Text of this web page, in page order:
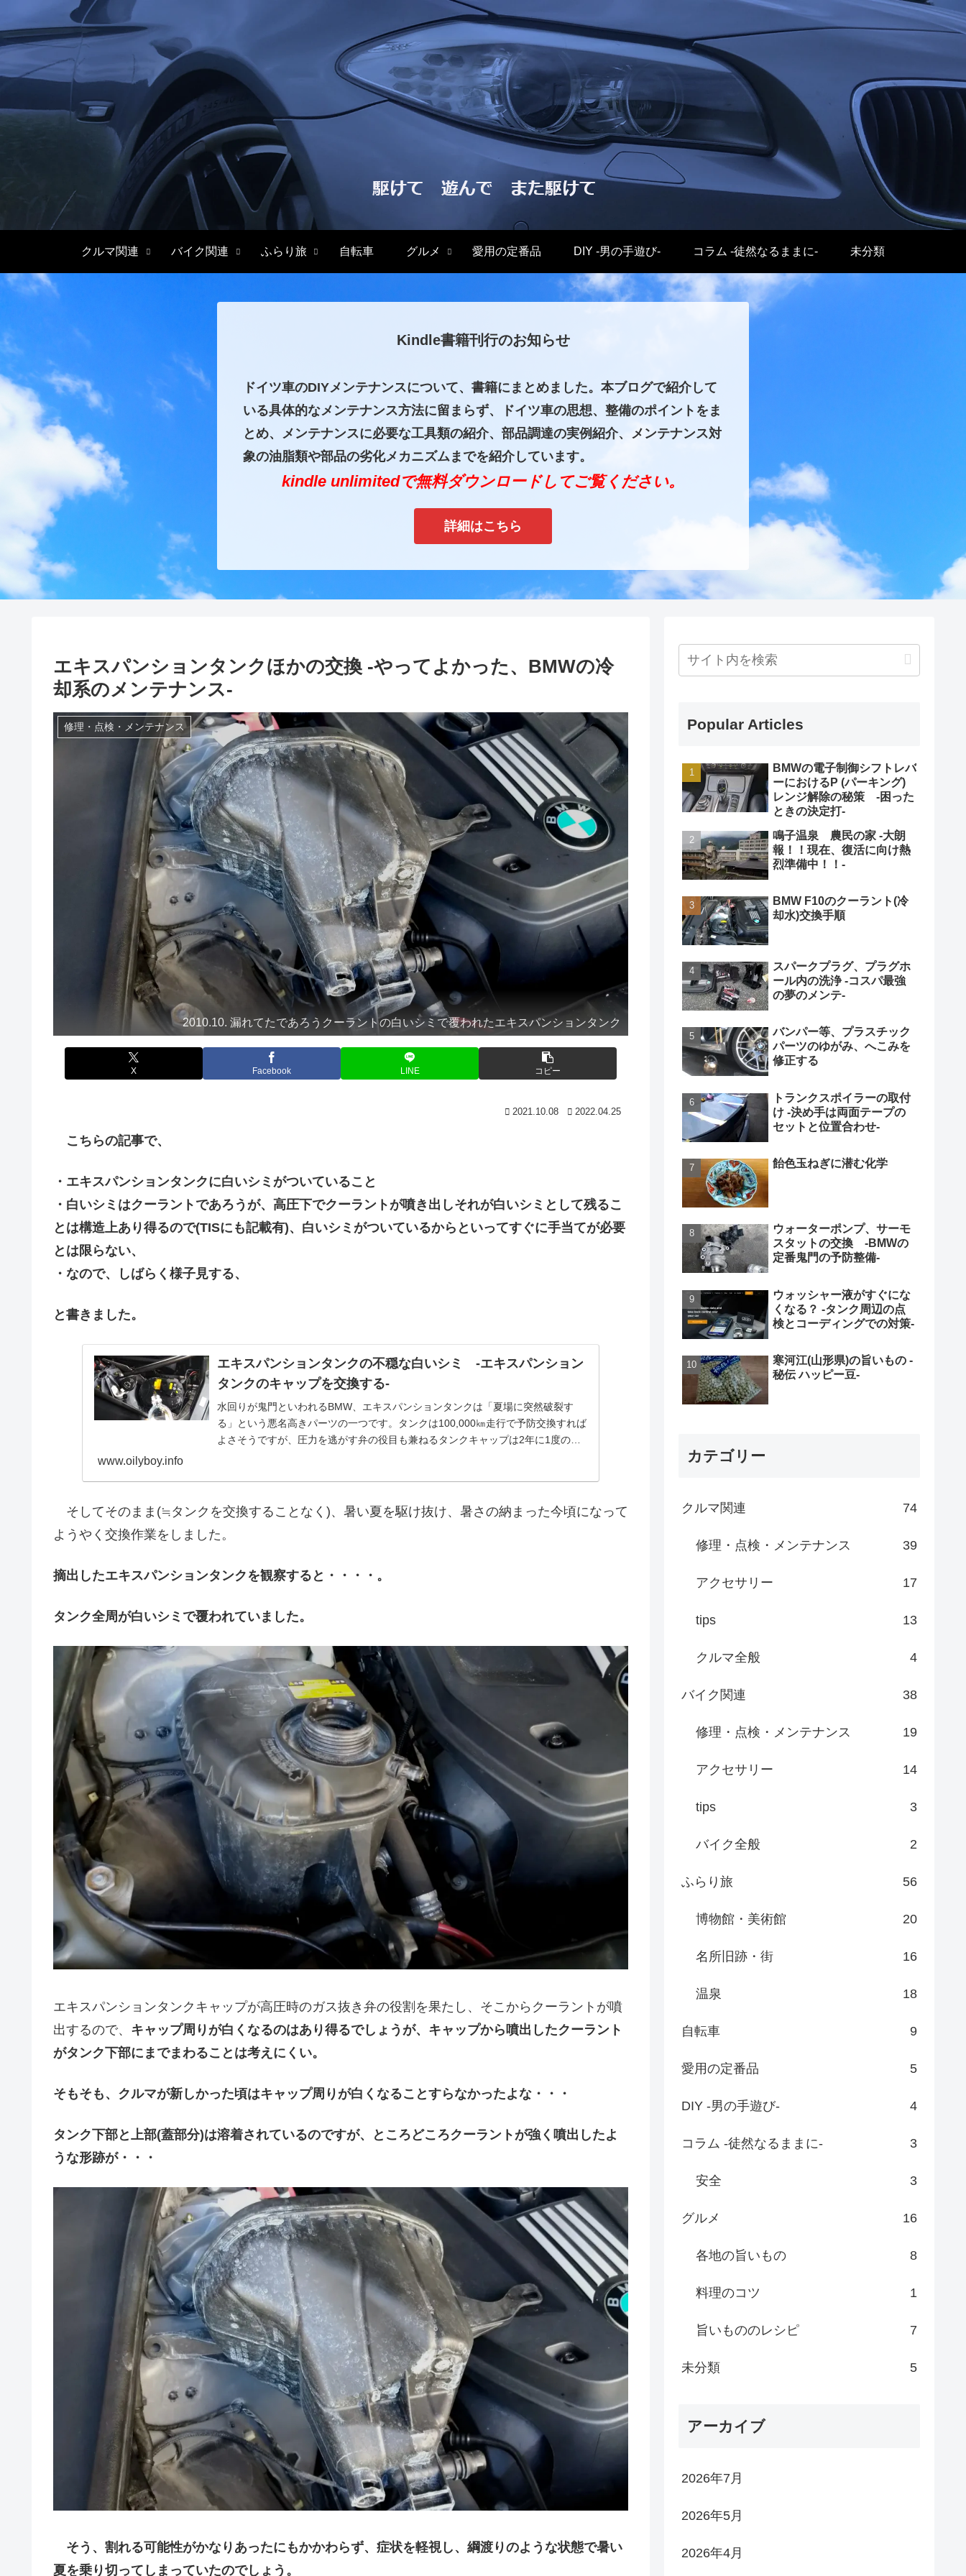
クルマ関連 バイク関連 ふらり旅 自転車 グルメ 愛用の定番品 DIY -男の手遊び- コラム -徒然なるままに- 未分類
Kindle書籍刊行のお知らせ
ドイツ車のDIYメンテナンスについて、書籍にまとめました。本ブログで紹介して
いる具体的なメンテナンス方法に留まらず、ドイツ車の思想、整備のポイントをま
とめ、メンテナンスに必要な工具類の紹介、部品調達の実例紹介、メンテナンス対
象の油脂類や部品の劣化メカニズムまでを紹介しています。
kindle unlimitedで無料ダウンロードしてご覧ください。
詳細はこちら
エキスパンションタンクほかの交換 -やってよかった、BMWの冷
却系のメンテナンス-
修理・点検・メンテナンス
2010.10. 漏れてたであろうクーラントの白いシミで覆われたエキスパンションタンク
X Facebook LINE コピー
2021.10.08 2022.04.25
こちらの記事で、
・エキスパンションタンクに白いシミがついていること
・白いシミはクーラントであろうが、高圧下でクーラントが噴き出しそれが白いシミとして残るこ
とは構造上あり得るので(TISにも記載有)、白いシミがついているからといってすぐに手当てが必要
とは限らない、
・なので、しばらく様子見する、
と書きました。
エキスパンションタンクの不穏な白いシミ -エキスパンション
タンクのキャップを交換する-
水回りが鬼門といわれるBMW、エキスパンションタンクは「夏場に突然破裂す
る」という悪名高きパーツの一つです。タンクは100,000㎞走行で予防交換すれば
よさそうですが、圧力を逃がす弁の役目も兼ねるタンクキャップは2年に1度の交
www.oilyboy.info
そしてそのまま(≒タンクを交換することなく)、暑い夏を駆け抜け、暑さの納まった今頃になって
ようやく交換作業をしました。
摘出したエキスパンションタンクを観察すると・・・・。
タンク全周が白いシミで覆われていました。
エキスパンションタンクキャップが高圧時のガス抜き弁の役割を果たし、そこからクーラントが噴
出するので、 キャップ周りが白くなるのはあり得るでしょうが、キャップから噴出したクーラント
がタンク下部にまでまわることは考えにくい。
そもそも、クルマが新しかった頃はキャップ周りが白くなることすらなかったよな・・・
タンク下部と上部(蓋部分)は溶着されているのですが、ところどころクーラントが強く噴出したよ
うな形跡が・・・
そう、割れる可能性がかなりあったにもかかわらず、症状を軽視し、綱渡りのような状態で暑い
夏を乗り切ってしまっていたのでしょう。
Popular Articles
BMWの電子制御シフトレバ
ーにおけるP (パーキング)
レンジ解除の秘策 -困った
ときの決定打-
鳴子温泉 農民の家 -大朗
報！！現在、復活に向け熱
烈準備中！！-
BMW F10のクーラント(冷
却水)交換手順
スパークプラグ、プラグホ
ール内の洗浄 -コスパ最強
の夢のメンテ-
バンパー等、プラスチック
パーツのゆがみ、へこみを
修正する
トランクスポイラーの取付
け -決め手は両面テープの
セットと位置合わせ-
飴色玉ねぎに潜む化学
ウォーターポンプ、サーモ
スタットの交換 -BMWの
定番鬼門の予防整備-
ウォッシャー液がすぐにな
くなる？ -タンク周辺の点
検とコーディングでの対策-
寒河江(山形県)の旨いもの -
秘伝 ハッピー豆-
カテゴリー
クルマ関連 74
修理・点検・メンテナンス 39
アクセサリー 17
tips 13
クルマ全般 4
バイク関連 38
修理・点検・メンテナンス 19
アクセサリー 14
tips 3
バイク全般 2
ふらり旅 56
博物館・美術館 20
名所旧跡・街 16
温泉 18
自転車 9
愛用の定番品 5
DIY -男の手遊び- 4
コラム -徒然なるままに- 3
安全 3
グルメ 16
各地の旨いもの 8
料理のコツ 1
旨いもののレシピ 7
未分類 5
アーカイブ
2026年7月
2026年5月
2026年4月